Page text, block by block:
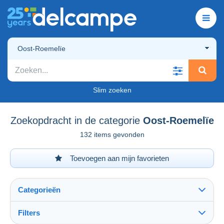
Oost-Roemelïe
Slim zoeken
Zoekopdracht in de categorie Oost-Roemelïe
132 items gevonden
Toevoegen aan mijn favorieten
Categorieën
Filters